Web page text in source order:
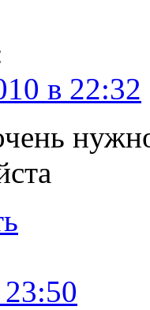
в 22:32